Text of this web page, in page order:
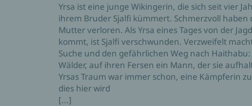
Yrsa ist eine junge Wikingerin, die sich seit vier
ihrem Bruder Sjalfi kümmert. Schmerzvoll haben
Mutter verloren. Als Yrsa eines Tages von der
kommt, ist Sjalfi verschwunden. Verzweifelt
Suche und den gefährlichen Weg nach
Wälder, auf ihren Fersen ein Mann, der sie
Yrsas Traum war immer schon, eine Kämpferin
dies hier wird
[...]